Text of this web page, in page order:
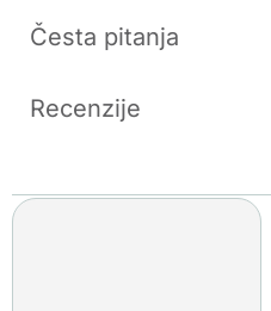
Česta pitanja
Recenzije